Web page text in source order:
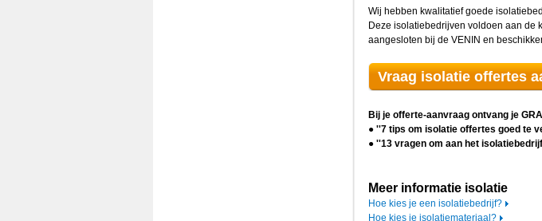
Wij hebben kwalitatief goede
Deze isolatiebedrijven voldoen aan de
aangesloten bij de VENIN en
Vraag isolatie offertes
Bij je offerte-aanvraag ontvang je
● ''7 tips om isolatie offertes goed te
● ''13 vragen om aan het
Meer informatie isolatie
Hoe kies je een isolatiebedrijf?
Hoe kies je isolatiemateriaal?